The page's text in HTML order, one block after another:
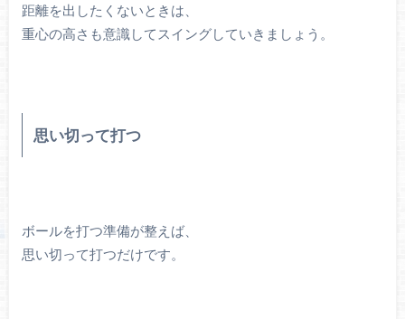
距離を出したくないときは、
重心の高さも意識してスイングしていきましょう。
思い切って打つ
ボールを打つ準備が整えば、
思い切って打つだけです。